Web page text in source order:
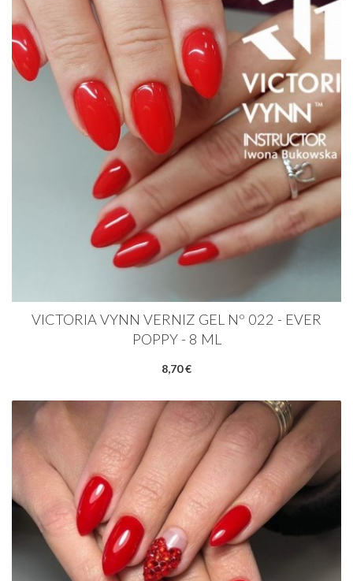
VICTORIA VYNN VERNIZ GEL Nº 022 - EVER
POPPY - 8 ML
8,70 €